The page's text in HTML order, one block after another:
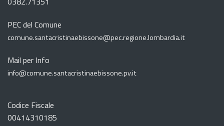
PEC del Comune
comune.santacristinaebissone@pec.regione.lombardia.it
Mail per Info
info@comune.santacristinaebissone.pv.it
Codice Fiscale
00414310185